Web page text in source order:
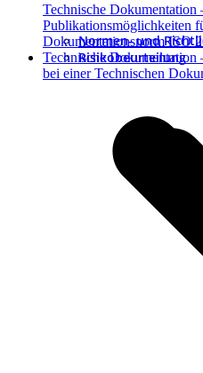
Normen- und
Risikobeurteilung
Technische Dokumentation
Publikationsmöglichkeiten
Dokumentationsnorm ISO
Nächster
Beitrag:
Technische Dokumentation
bei einer Technischen